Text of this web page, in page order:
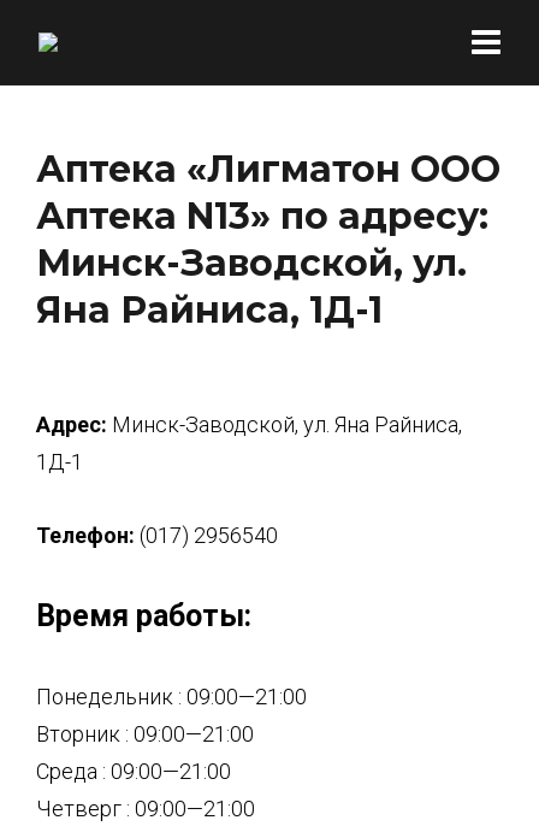
Аптека «Лигматон ООО
Аптека N13» по адресу:
Минск-Заводской, ул.
Яна Райниса, 1Д-1
Адрес: Минск-Заводской, ул. Яна Райниса,
1Д-1
Телефон: (017) 2956540
Время работы:
Понедельник : 09:00—21:00
Вторник : 09:00—21:00
Среда : 09:00—21:00
Четверг : 09:00—21:00